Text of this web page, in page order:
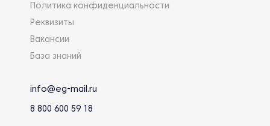
Политика конфиденциальности
Реквизиты
Вакансии
База знаний
info@eg-mail.ru
8 800 600 59 18